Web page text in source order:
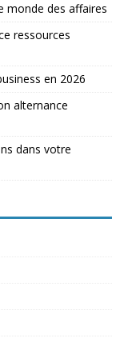
monde des affaires
ressources
en 2026
alternance
dans votre